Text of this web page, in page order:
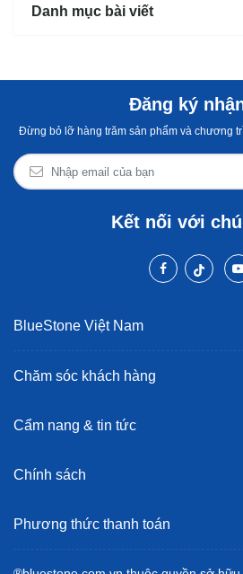
Danh mục bài viết
Đăng ký
Đừng bỏ lỡ hàng trăm sản phẩm và chương
Kết nối với
BlueStone Việt Nam
Chăm sóc khách hàng
Cẩm nang & tin tức
Chính sách
Phương thức thanh toán